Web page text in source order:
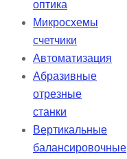
оптика
Микросхемы
счетчики
Автоматизация
Абразивные
отрезные
станки
Вертикальные
балансировочные